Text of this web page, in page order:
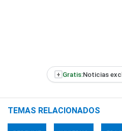
+ Gratis:Noticias
TEMAS RELACIONADOS